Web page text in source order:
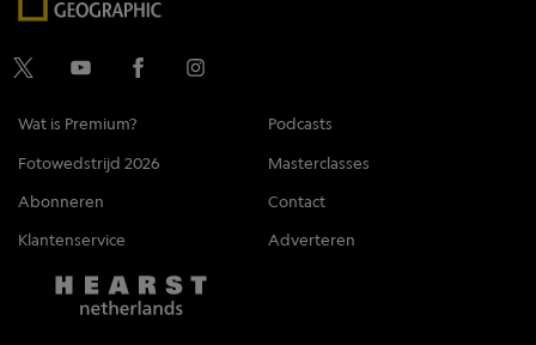
Wat is Premium?
Podcasts
Fotowedstrijd 2026
Masterclasses
Abonneren
Contact
Klantenservice
Adverteren